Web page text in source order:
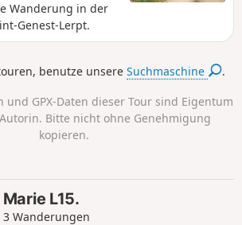
Wanderung in der
Genest-Lerpt.
benutze unsereSuchmaschine .
und GPX-Daten dieser Tour sind Eigentum
Bitte nicht ohne Genehmigung
kopieren.
Marie L15.
3 Wanderungen